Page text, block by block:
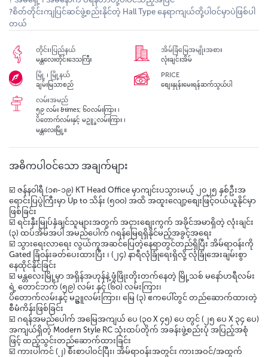
?စိတ်တိုင်းကျပြင်ဆင်ဖွဲ့စည်းနိုင်တဲ့ Hall Type နေရာကျယ်တို့ပါဝင်မှာပဲဖြစ်ပါ
တယ်
တိုင်း၊ပြည်နယ်
မန္တလေးတိုင်းဒေသကြီး
အိမ်ခြံမြေအမျိုးအစား
လုံးချင်းအိမ်
မြို့ ၊ မြို့နယ်
ချမ်းမြသာစည်
PRICE
စျေးနှုန်းမေးရန်ဆက်သွယ်ပါ
လမ်းအမည်
၅၉ လမ်း &times; ၆၀လမ်းကြား ၊
ပိတောက်လမ်းနှင့် မဥူ္ဖလမ်းကြား ၊
မန္တလေးမြို့။
အဓိကပါဝင်သော အချက်များ
☑️ ဇန်နဝါရီ (၁၈-၁၉) KT Head Office မှာကျင်းပသွားမယ့် ၂၀၂၅ နှစ်ဦးအ
ရောင်းပြပွဲကြီးမှာ Up to သိန်း (၅၀၀) အထိ အထူးလျော့စျေးဖြင့်ဝယ်ယူနိုင်မှာ
ဖြစ်ခြင်း
☑️ ရင်းနှီးမြုပ်နှံချင်သူများအတွက် အငှားစျေးကွက် အခိုင်အမာရှိတဲ့ လုံးချင်း
(၃) ထပ်အိမ်အပါ အမည်ပေါက် ဂရန်မြေရရှိနိုင်မည့်အခွင့်အ‌ရေး
☑️ သွားရေးလာရေး လွယ်ကူအဆင်ပြေတဲ့နေရာတွင်တည်ရှိပြီး အိမ်ရာ၀န်းကို
Gated ခြံ၀န်းခတ်ပေးထားပြီး ၊ (၂၄) နာရီလုံခြုံရေးရှိလို့ လုံခြုံအေးချမ်းစွာ
နေထိုင်နိုင်ခြင်း
☑️ မန္တလေးမြို့မှာ အရှိန်အဟုန်နဲ့ ဖွံဖြိုးတိုးတက်နေတဲ့ မြို့သစ် မနော်ဟရီလမ်း
ရဲ့ တောင်ဘက် (၅၉) လမ်း နှင့် (၆၀) လမ်းကြား၊
ပိတောက်လမ်းနှင့် မဥ္ဇူလမ်းကြား၊ မြေ (၃) ဧကပေါ်တွင် တည်ဆောက်ထားတဲ့
စီမံကိန်းဖြစ်ခြင်း
☑️ ဂရန်အမည်ပေါက် အမြေအကျယ် ပေ (၃၀ X ၄၅) ပေ တွင် (၂၅ ပေ X ၃၄ ပေ)
အကျယ်ရှိတဲ့ Modern Style RC သုံးထပ်တိုက် အခန်းဖွဲ့စည်းပုံ အပြည့်အစုံ
ဖြင့် ထည့်သွင်းတည်ဆောက်ထားခြင်း
☑️ ကားပါကင် (၂) စီးစာပါဝင်ပြီး၊ အိမ်ရာဝန်းအတွင်း ကားအဝင်/အထွက်